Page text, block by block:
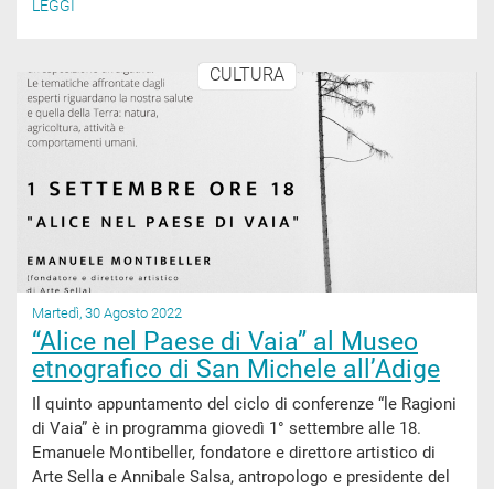
LEGGI
CULTURA
Martedì, 30 Agosto 2022
“Alice nel Paese di Vaia” al Museo
etnografico di San Michele all’Adige
Il quinto appuntamento del ciclo di conferenze “le Ragioni
di Vaia” è in programma giovedì 1° settembre alle 18.
Emanuele Montibeller, fondatore e direttore artistico di
Arte Sella e Annibale Salsa, antropologo e presidente del